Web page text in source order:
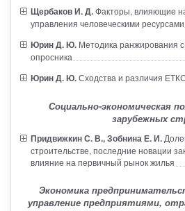
Щербаков И. Д.Факторы, влияющие
управления человеческими ресурсами
Юрин Д. Ю.Методика ранжирования
опросника
Юрин Д. Ю.Сходства и различия
Социально-экономическая
зарубежных
Придвижкин С. В., Зобнина Е. И.
строительстве, последние новации
влияние на первичный рынок жилья
Экономика
управление предприятиями,